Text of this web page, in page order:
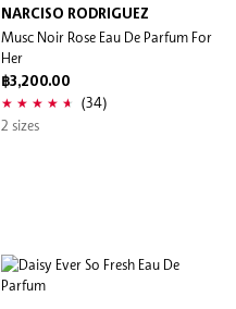
NARCISO RODRIGUEZ
Musc Noir Rose Eau De Parfum For
Her
฿3,200.00
(34)
2 sizes